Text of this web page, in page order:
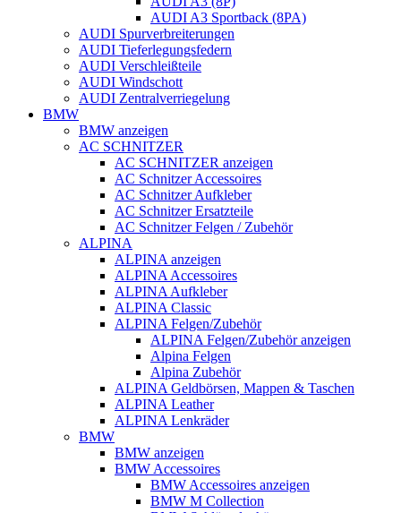
AUDI A3 Sportback (8PA)
AUDI Spurverbreiterungen
AUDI Tieferlegungsfedern
AUDI Verschleißteile
AUDI Windschott
AUDI Zentralverriegelung
BMW
BMW anzeigen
AC SCHNITZER
AC SCHNITZER anzeigen
AC Schnitzer Accessoires
AC Schnitzer Aufkleber
AC Schnitzer Ersatzteile
AC Schnitzer Felgen / Zubehör
ALPINA
ALPINA anzeigen
ALPINA Accessoires
ALPINA Aufkleber
ALPINA Classic
ALPINA Felgen/Zubehör
ALPINA Felgen/Zubehör anzeigen
Alpina Felgen
Alpina Zubehör
ALPINA Geldbörsen, Mappen & Taschen
ALPINA Leather
ALPINA Lenkräder
BMW
BMW anzeigen
BMW Accessoires
BMW Accessoires anzeigen
BMW M Collection